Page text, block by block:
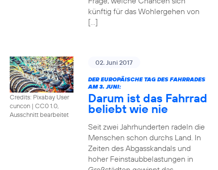
künftig für das Wohlergehen von
[…]
Credits: Pixabay User
cuncon | CC0 1.0,
Ausschnitt bearbeitet
02. Juni 2017
DER EUROPÄISCHE TAG DES FAHRRADES
AM 3. JUNI:
Darum ist das Fahrrad
beliebt wie nie
Seit zwei Jahrhunderten radeln die
Menschen schon durchs Land. In
Zeiten des Abgasskandals und
hoher Feinstaubbelastungen in